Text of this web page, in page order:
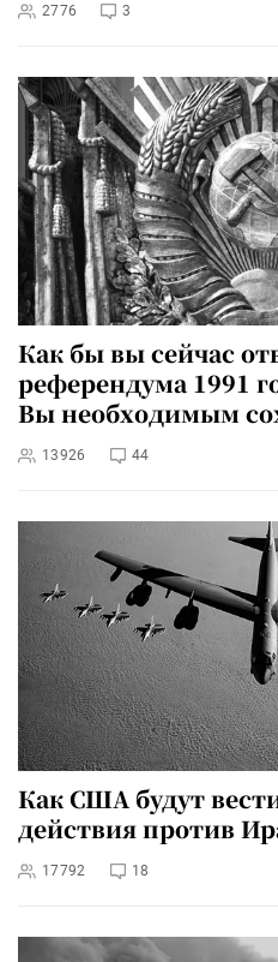
2776 3
Как бы вы сейчас
референдума 1991
Вы необходимым
13926 44
Как США будут
действия против
17792 18